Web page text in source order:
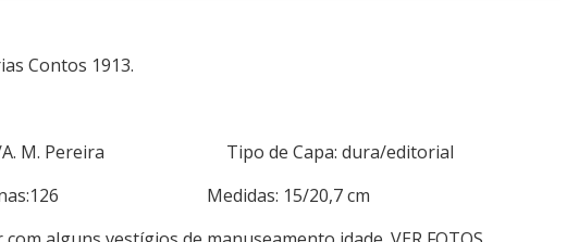
Contos 1913.
1ª/A. M. Pereira Tipo de Capa: dura/editorial
Medidas: 15/20,7 cm